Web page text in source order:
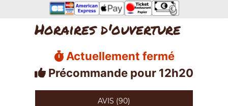
Horaires d'ouverture
Actuellement fermé
Précommande pour 12h20
AVIS (90)